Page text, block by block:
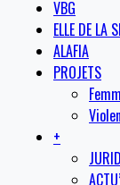
VBG
ELLE DE LA
ALAFIA
PROJETS
+